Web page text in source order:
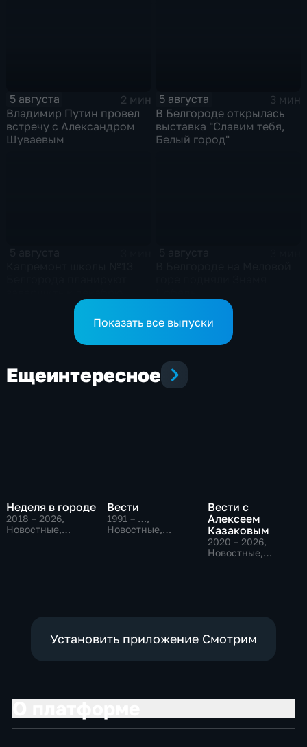
5 августа
2 мин
Владимир Путин провел
встречу с Александром
Шуваевым
5 августа
3 мин
В Белгороде открылась
выставка "Славим тебя,
Белый город"
Показать все выпуски
Ещеинтересное
Неделя в городе
2018 – 2026,
Новостные,
Вести
1991 – …,
Новостные,
Вести с
Алексеем
Казаковым
2020 – 2026,
Новостные,
Установить приложение Смотрим